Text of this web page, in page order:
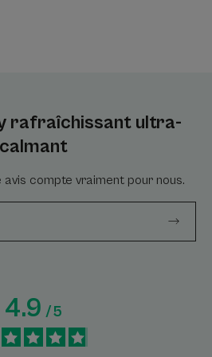
rafraîchissant ultra-
calmant
compte vraiment pour nous.
4.9/5